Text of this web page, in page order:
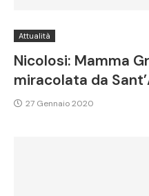
Attualità
Nicolosi: Mamma
miracolata da
27 Gennaio 2020